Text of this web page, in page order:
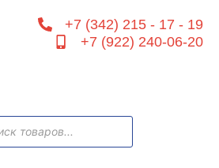
+7 (342) 215 - 17 - 19
+7 (922) 240-06-20